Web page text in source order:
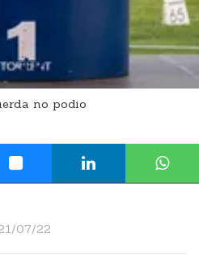
no podio
07/22